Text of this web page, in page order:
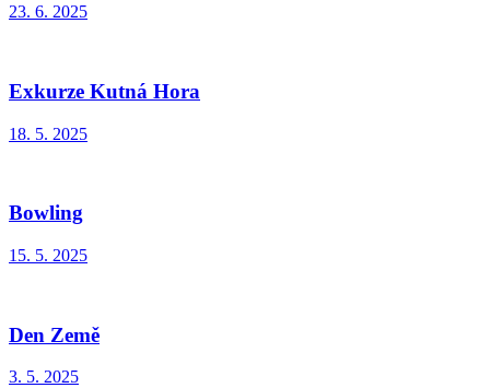
23. 6. 2025
Exkurze Kutná Hora
18. 5. 2025
Bowling
15. 5. 2025
Den Země
3. 5. 2025